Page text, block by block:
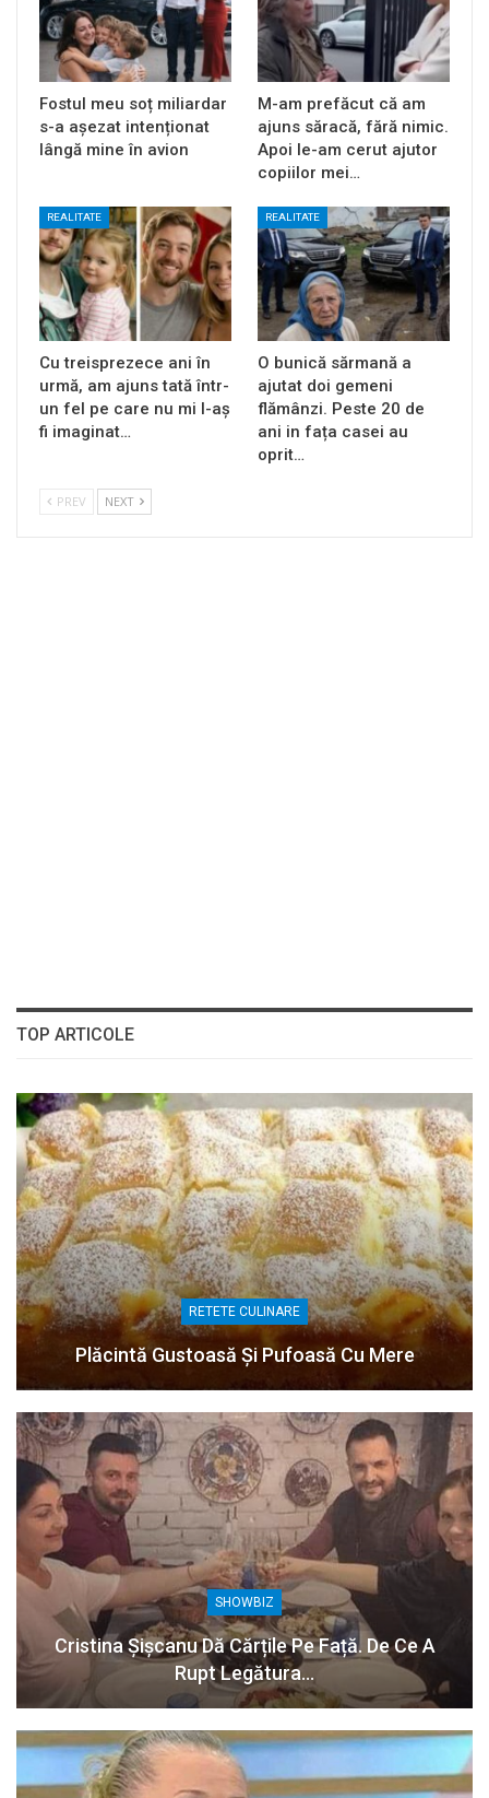
Fostul meu soț miliardar
s-a așezat intenționat
lângă mine în avion
M-am prefăcut că am
ajuns săracă, fără nimic.
Apoi le-am cerut ajutor
copiilor mei…
REALITATE
Cu treisprezece ani în
urmă, am ajuns tată într-
un fel pe care nu mi l-aș
fi imaginat…
REALITATE
O bunică sărmană a
ajutat doi gemeni
flămânzi. Peste 20 de
ani in fața casei au
oprit…
PREV NEXT
TOP ARTICOLE
RETETE CULINARE
Plăcintă Gustoasă Și Pufoasă Cu Mere
SHOWBIZ
Cristina Șișcanu Dă Cărțile Pe Față. De Ce A
Rupt Legătura…